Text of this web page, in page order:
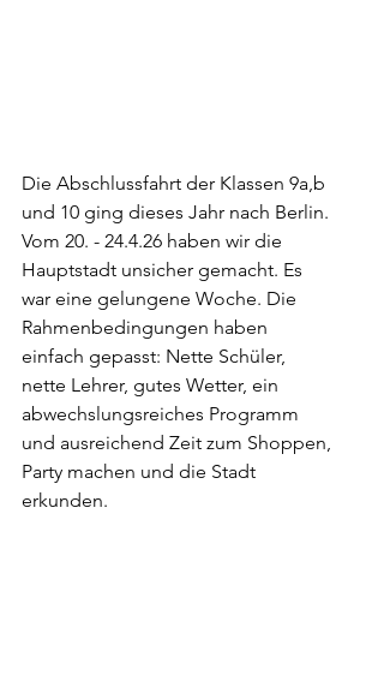
Die Abschlussfahrt der Klassen 9a,b
und 10 ging dieses Jahr nach Berlin.
Vom 20. - 24.4.26 haben wir die
Hauptstadt unsicher gemacht. Es
war eine gelungene Woche. Die
Rahmenbedingungen haben
einfach gepasst: Nette Schüler,
nette Lehrer, gutes Wetter, ein
abwechslungsreiches Programm
und ausreichend Zeit zum Shoppen,
Party machen und die Stadt
erkunden.